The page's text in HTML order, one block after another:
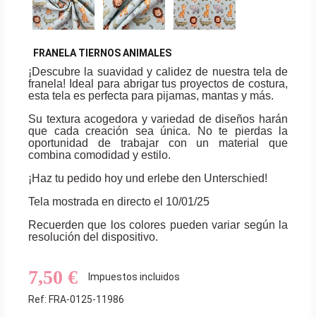
FRANELA TIERNOS ANIMALES
¡Descubre la suavidad y calidez de nuestra tela de
franela! Ideal para abrigar tus proyectos de costura,
esta tela es perfecta para pijamas, mantas y más.
Su textura acogedora y variedad de diseños harán
que cada creación sea única. No te pierdas la
oportunidad de trabajar con un material que
combina comodidad y estilo.
¡Haz tu pedido hoy und erlebe den Unterschied!
Tela mostrada en directo el 10/01/25
Recuerden que los colores pueden variar según la
resolución del dispositivo.
7,50 €
Impuestos incluidos
Ref: FRA-0125-11986